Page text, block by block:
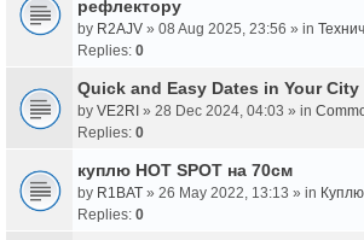
рефлектору
by R2AJV » 08 Aug 2025, 23:56 » in
Replies: 0
Quick and Easy Dates in Your City
by VE2RI » 28 Dec 2024, 04:03 » in
Replies: 0
куплю HOT SPOT на 70см
by R1BAT » 26 May 2022, 13:13 » in
Replies: 0